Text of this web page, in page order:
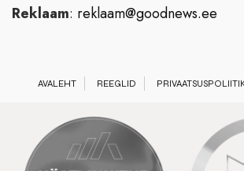
Reklaam: reklaam@goodnews.ee
AVALEHT REEGLID